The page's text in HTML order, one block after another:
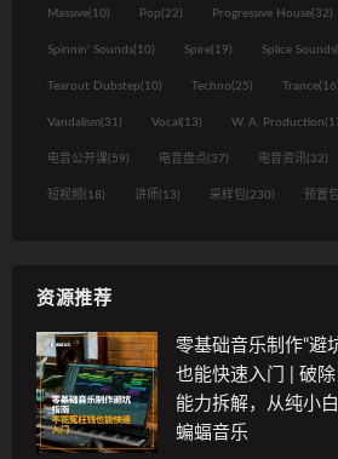
Massive(10) Pop(22) Progressive House(32)
Spinnin' Sounds(10) Spire(19) Splice Sounds
Tearout Dubstep(10) Techno(25) Trance(16)
Vandalism(31) Vocal (13) W. A. Production
电音公开课(59) 电音盘点(37) 电音资讯(32)
短视频 (18) 讲师(13) 采样包(230) 预置
资源推荐
零基础音乐制作“避
也能快速入门 | 破
能力拆解，从纯小
蝙蝠音乐